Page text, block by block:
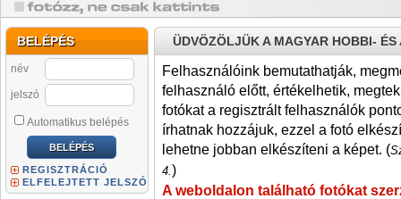
BELÉPÉS
név
jelszó
Automatikus belépés
REGISZTRÁCIÓ
ELFELEJTETT JELSZÓ
ÜDVÖZÖLJÜK A MAGYAR HOBBI-
Felhasználóink bemutathatják,
felhasználó előtt, értékelhetik,
fotókat a regisztrált felhasználók
írhatnak hozzájuk, ezzel a fotó
lehetne jobban elkészíteni a képet. (
4.)
A weboldalon található fotókat